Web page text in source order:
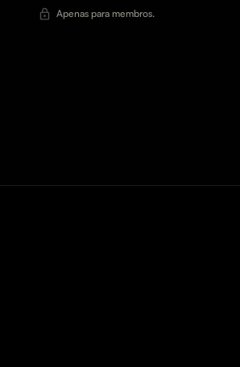
Apenas para membros.